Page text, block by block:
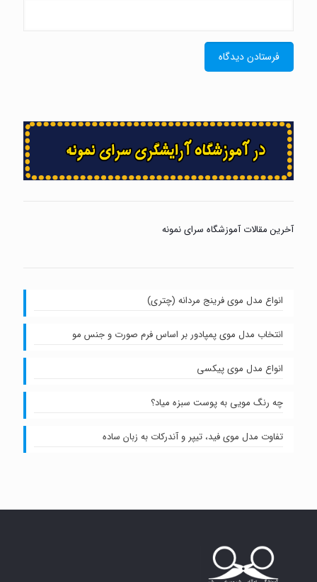
آخرین مقالات آموزشگاه سرای نمونه
انواع مدل موی فرینج مردانه (چتری)
انتخاب مدل موی پمپادور بر اساس فرم صورت و جنس مو
انواع مدل موی پیکسی
چه رنگ مویی به پوست سبزه میاد؟
تفاوت مدل موی فید، تیپر و آندرکات به زبان ساده